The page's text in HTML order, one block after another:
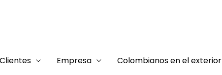
Clientes Empresa Colombianos en el exterior